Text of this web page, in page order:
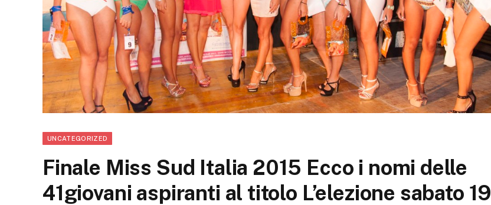
UNCATEGORIZED
Finale Miss Sud Italia 2015 Ecco i nomi delle
41giovani aspiranti al titolo L’elezione sabato 19